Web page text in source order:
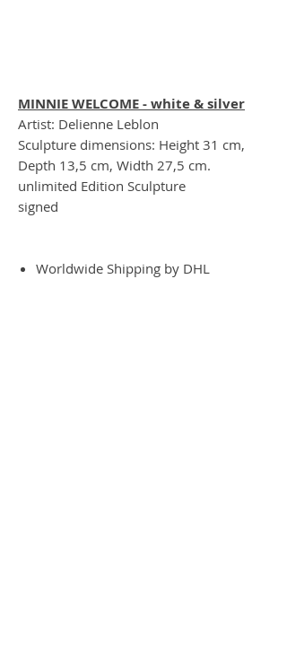
MINNIE WELCOME - white & silver
Artist: Delienne Leblon
Sculpture dimensions: Height 31 cm,
Depth 13,5 cm, Width 27,5 cm.
unlimited Edition Sculpture
signed
Worldwide Shipping by DHL